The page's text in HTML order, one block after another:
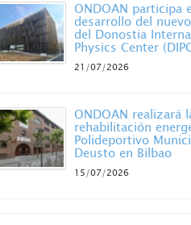
ONDOAN participa
desarrollo del
del Donostia
Physics Center
21/07/2026
ONDOAN realizará
rehabilitación
Polideportivo
Deusto en Bilbao
15/07/2026